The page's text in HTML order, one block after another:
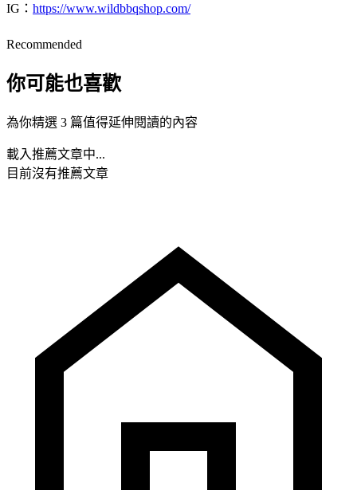
IG： https://www.wildbbqshop.com/
Recommended
你可能也喜歡
為你精選 3 篇值得延伸閱讀的內容
載入推薦文章中...
目前沒有推薦文章